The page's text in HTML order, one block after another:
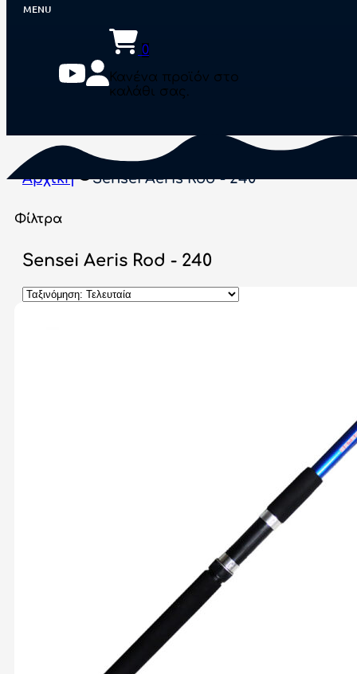
0
Κανένα προϊόν στο
καλάθι σας.
Αρχική Sensei Aeris Rod - 240
Φίλτρα
Sensei Aeris Rod - 240